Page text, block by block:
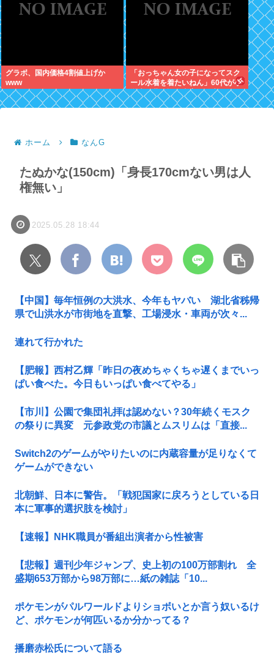
グラボ、国内価格4割値上げか
www
「おっちゃん女の子になってスク
ール水着を着たいねん」60代が小
学生に夢を語る事案が発生
ホーム なんG
たぬかな(150cm)「身長170cmない男は人
権無い」
2025.05.28 18:44
【中国】毎年恒例の大洪水、今年もヤバい 湖北省秭帰
県で山洪水が市街地を直撃、工場浸水・車両が次々...
連れて行かれた
【肥報】西村乙輝「昨日の夜めちゃくちゃ遅くまでいっ
ぱい食べた。今日もいっぱい食べてやる」
【市川】公園で集団礼拝は認めない？30年続くモスク
の祭りに異変 元参政党の市議とムスリムは「直接...
Switch2のゲームがやりたいのに内蔵容量が足りなくて
ゲームができない
北朝鮮、日本に警告。「戦犯国家に戻ろうとしている日
本に軍事的選択肢を検討」
【速報】NHK職員が番組出演者から性被害
【悲報】週刊少年ジャンプ、史上初の100万部割れ 全
盛期653万部から98万部に…紙の雑誌「10...
ポケモンがパルワールドよりショボいとか言う奴いるけ
ど、ポケモンが何匹いるか分かってる？
播磨赤松氏について語る